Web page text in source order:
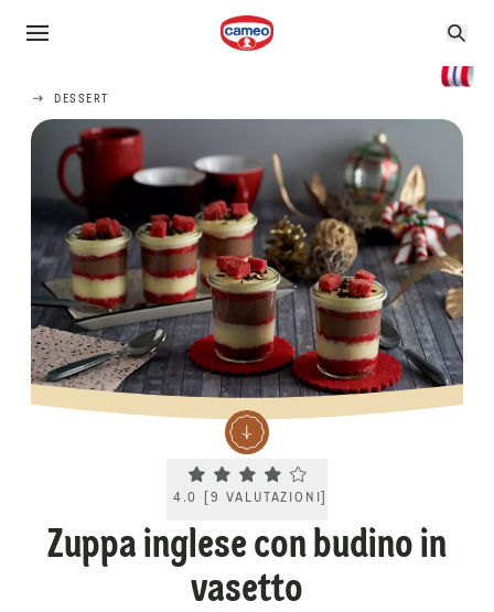
DESSERT
Current rating 4.0. Click to rate.
4.0 9 VALUTAZIONI
Zuppa inglese con budino in
vasetto